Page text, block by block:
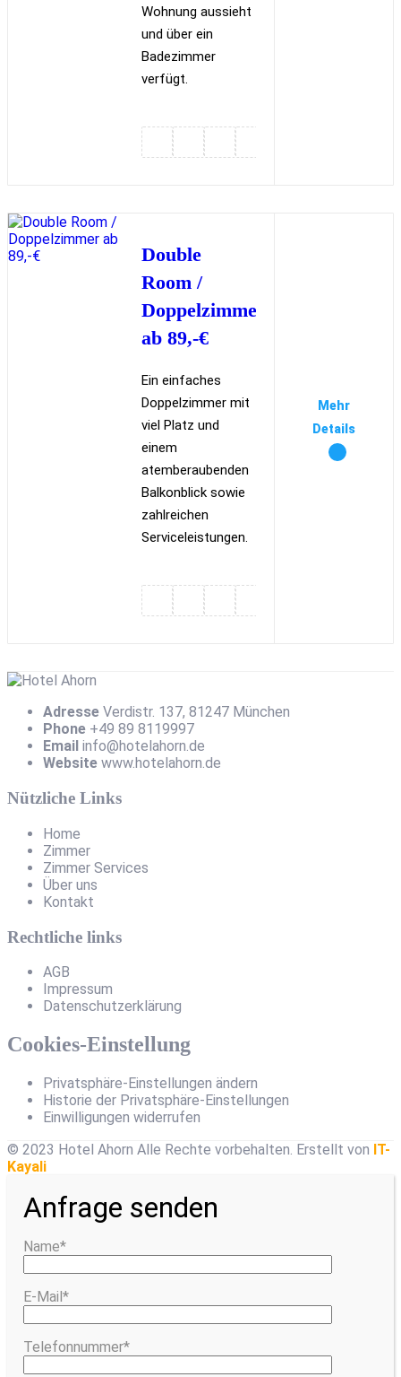
Wohnung aussieht
und über ein
Badezimmer
verfügt.
Double
Room /
Doppelzimmer
ab 89,-€
Ein einfaches
Doppelzimmer mit
viel Platz und
einem
atemberaubenden
Balkonblick sowie
zahlreichen
Serviceleistungen.
Mehr
Details
Adresse Verdistr. 137, 81247 München
Phone +49 89 8119997
Email info@hotelahorn.de
Website www.hotelahorn.de
Nützliche Links
Home
Zimmer
Zimmer Services
Über uns
Kontakt
Rechtliche links
AGB
Impressum
Datenschutzerklärung
Cookies-Einstellung
Privatsphäre-Einstellungen ändern
Historie der Privatsphäre-Einstellungen
Einwilligungen widerrufen
© 2023 Hotel Ahorn Alle Rechte vorbehalten. Erstellt von IT-
Kayali
Anfrage senden
Name*
E-Mail*
Telefonnummer*